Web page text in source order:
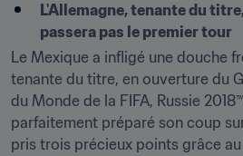
L'Allemagne, tenante du
passera pas le premier tour
Le Mexique a infligé une douche
tenante du titre, en ouverture du
du Monde de la FIFA, Russie
parfaitement préparé son coup
pris trois précieux points grâce